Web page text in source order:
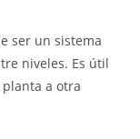
ser un sistema
niveles. Es útil
a otra